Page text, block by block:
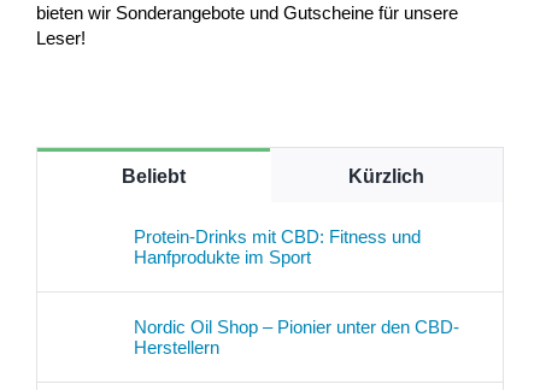
bieten wir Sonderangebote und Gutscheine für unsere
Leser!
Beliebt Kürzlich
Protein-Drinks mit CBD: Fitness und
Hanfprodukte im Sport
Nordic Oil Shop – Pionier unter den CBD-
Herstellern